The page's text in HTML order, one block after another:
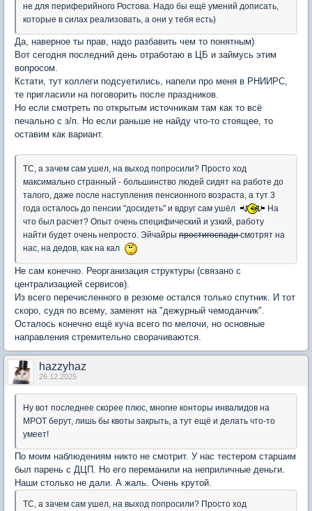
не для периферийного Ростова. Надо бы ещё умений дописать,
которые в силах реализовать, а они у тебя есть)
Да, наверное ты прав, надо разбавить чем то понятным)
Вот сегодня последний день отработаю в ЦБ и займусь этим
вопросом.
Кстати, тут коллеги подсуетились, напели про меня в РНИИРС,
те пригласили на поговорить после праздников.
Но если смотреть по открытым источникам там как то всё
печально с з/п. Но если раньше не найду что-то стоящее, то
оставим как вариант.
ТС, а зачем сам ушел, на выход попросили? Просто ход
максимально странный - большинство людей сидят на работе до
талого, даже после наступления пенсионного возраста, а тут 3
года осталось до пенсии "досидеть" и вдруг сам ушёл
На
что был расчет? Опыт очень специфический и узкий, работу
найти будет очень непросто. Эйчайры простигоспадисмотрят на
нас, на дедов, как на кал
Не сам конечно. Реорганизация структуры (связано с
централизацией сервисов).
Из всего перечисленного в резюме остался только спутник. И тот
скоро, судя по всему, заменят на "дежурный чемоданчик".
Осталось конечно ещё куча всего по мелочи, но основные
направления стремительно сворачиваются.
hazzyhaz
26.12.2025
Ну вот последнее скорее плюс, многие конторы инвалидов на
МРОТ берут, лишь бы квоты закрыть, а тут ещё и делать что-то
умеет!
По моим наблюдениям никто не смотрит. У нас тестером старшим
был парень с ДЦП. Но его переманили на неприличные деньги.
Наши столько не дали. А жаль. Очень крутой.
ТС, а зачем сам ушел, на выход попросили? Просто ход